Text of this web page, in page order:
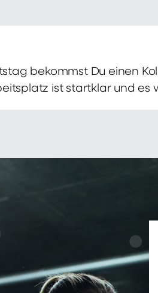
bekommst Du einen
ist startklar und